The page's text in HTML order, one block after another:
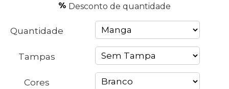
Desconto de quantidade
Quantidade
Tampas
Cores